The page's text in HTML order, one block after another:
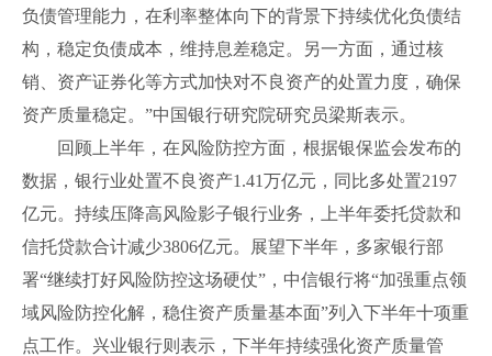
负债管理能力，在利率整体向下的背景下持续优化负债结
构，稳定负债成本，维持息差稳定。另一方面，通过核
销、资产证券化等方式加快对不良资产的处置力度，确保
资产质量稳定。”中国银行研究院研究员梁斯表示。
回顾上半年，在风险防控方面，根据银保监会发布的
数据，银行业处置不良资产1.41万亿元，同比多处置2197
亿元。持续压降高风险影子银行业务，上半年委托贷款和
信托贷款合计减少3806亿元。展望下半年，多家银行部
署“继续打好风险防控这场硬仗”，中信银行将“加强重点领
域风险防控化解，稳住资产质量基本面”列入下半年十项重
点工作。兴业银行则表示，下半年持续强化资产质量管